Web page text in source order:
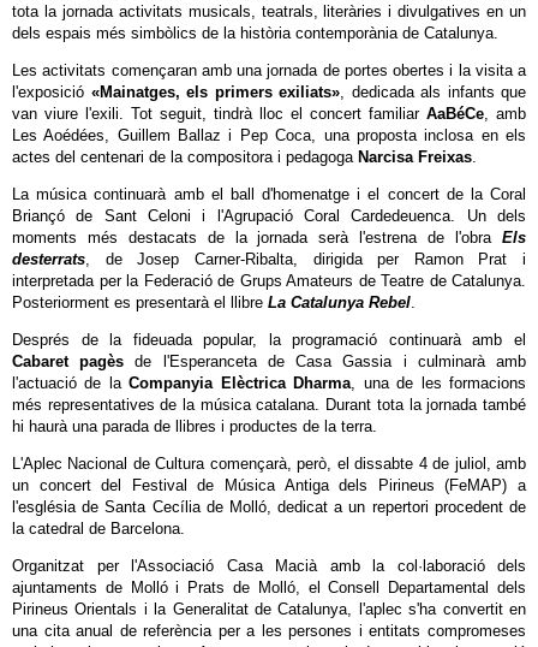
tota la jornada activitats musicals, teatrals, literàries i divulgatives en un
dels espais més simbòlics de la història contemporània de Catalunya.
Les activitats començaran amb una jornada de portes obertes i la visita a
l'exposició «Mainatges, els primers exiliats», dedicada als infants que
van viure l'exili. Tot seguit, tindrà lloc el concert familiar AaBéCe, amb
Les Aoédées, Guillem Ballaz i Pep Coca, una proposta inclosa en els
actes del centenari de la compositora i pedagoga Narcisa Freixas.
La música continuarà amb el ball d'homenatge i el concert de la Coral
Briançó de Sant Celoni i l'Agrupació Coral Cardedeuenca. Un dels
moments més destacats de la jornada serà l'estrena de l'obra Els
desterrats, de Josep Carner-Ribalta, dirigida per Ramon Prat i
interpretada per la Federació de Grups Amateurs de Teatre de Catalunya.
Posteriorment es presentarà el llibre La Catalunya Rebel.
Després de la fideuada popular, la programació continuarà amb el
Cabaret pagès de l'Esperanceta de Casa Gassia i culminarà amb
l'actuació de laCompanyia Elèctrica Dharma, una de les formacions
més representatives de la música catalana. Durant tota la jornada també
hi haurà una parada de llibres i productes de la terra.
L'Aplec Nacional de Cultura començarà, però, el dissabte 4 de juliol, amb
un concert del Festival de Música Antiga dels Pirineus (FeMAP) a
l'església de Santa Cecília de Molló, dedicat a un repertori procedent de
la catedral de Barcelona.
Organitzat per l'Associació Casa Macià amb la col·laboració dels
ajuntaments de Molló i Prats de Molló, el Consell Departamental dels
Pirineus Orientals i la Generalitat de Catalunya, l'aplec s'ha convertit en
una cita anual de referència per a les persones i entitats compromeses